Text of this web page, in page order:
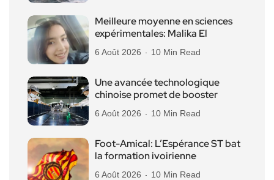
Meilleure moyenne en sciences
expérimentales: Malika El
6 Août 2026 10 Min Read
Une avancée technologique
chinoise promet de booster
6 Août 2026 10 Min Read
Foot-Amical: L’Espérance ST bat
la formation ivoirienne
6 Août 2026 10 Min Read